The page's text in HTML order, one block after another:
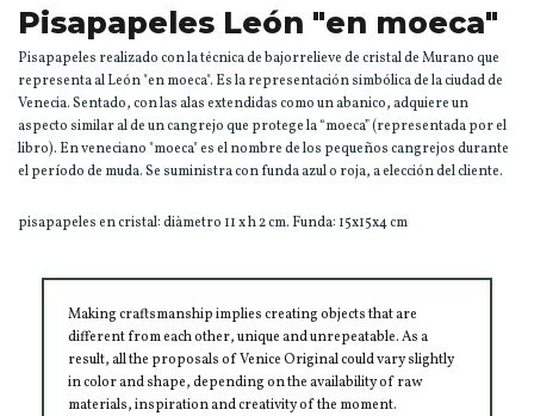
Pisapapeles León "en moeca"
Pisapapeles realizado con la técnica de bajorrelieve de cristal de Murano que
representa al León "en moeca". Es la representación simbólica de la ciudad de
Venecia. Sentado, con las alas extendidas como un abanico, adquiere un
aspecto similar al de un cangrejo que protege la “moeca” (representada por el
libro). En veneciano "moeca" es el nombre de los pequeños cangrejos durante
el período de muda. Se suministra con funda azul o roja, a elección del cliente.
pisapapeles en cristal: diàmetro 11 x h 2 cm. Funda: 15x15x4 cm
Making craftsmanship implies creating objects that are
different from each other, unique and unrepeatable. As a
result, all the proposals of Venice Original could vary slightly
in color and shape, depending on the availability of raw
materials, inspiration and creativity of the moment.